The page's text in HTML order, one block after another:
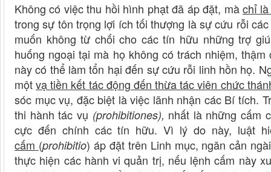
Không có việc thu hồi hình phạt đã áp đặt, màchỉ
trong sự tôn trọng lợi ích tối thượng là sự cứu rỗi
muốn không từ chối cho các tín hữu những trợ
huống ngoại tại mà họ không có trách nhiệm,
này có thể làm tổn hại đến sự cứu rỗi linh hồn họ.
mộtvạ tiền kết tác động đến thừa tác viên chức
sóc mục vụ, đặc biệt là việc lãnh nhận các Bí tích.
thi hành tác vụ (prohibitiones), nhất là những cấm
cực đến chính các tín hữu. Vì lý do này, luật
cấm (prohibitio) áp đặt trên Linh mục, ngăn cản
thực hiện các hành vi quản trị, nếu lệnh cấm này